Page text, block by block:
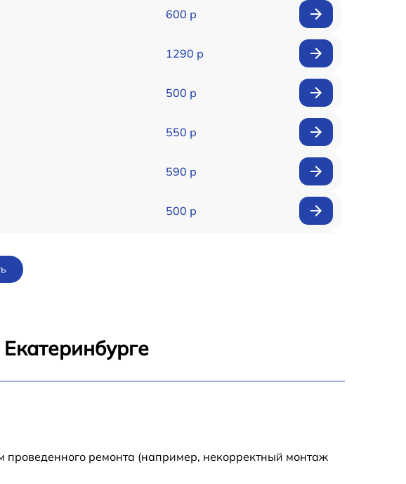
600 р
1290 р
500 р
550 р
590 р
500 р
проведенного ремонта (например, некорректный монтаж